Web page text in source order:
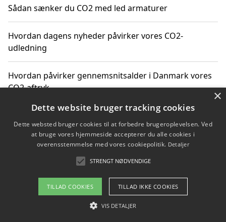
Sådan sænker du CO2 med led armaturer
Hvordan dagens nyheder påvirker vores CO2-
udledning
Hvordan påvirker gennemsnitsalder i Danmark vores
CO2-aftryk
Hvordan nyheder om CO2-udledning påvirker vores
hverdag
Om / kontakt
Blog Betingelser
×
Dette website bruger tracking cookies
Dette websted bruger cookies til at forbedre brugeroplevelsen. Ved
at bruge vores hjemmeside accepterer du alle cookies i
overensstemmelse med vores cookiepolitik. Detaljer
STRENGT NØDVENDIGE
TILLAD COOKIES TILLAD IKKE COOKIES
VIS DETALJER